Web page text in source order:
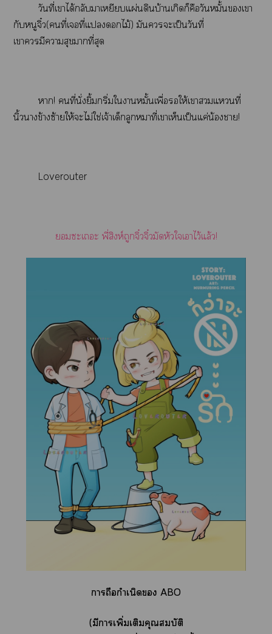
วันที่เาได้กลับาเหยียบแผ่นดินบ้านเกิดก็คือวันหมั้นเา
กับหนูจิ๋ว(คนที่เที่แไม้) มันะเป็นวันที่
เามีาสุขาที่สุด
า! คนที่นั่งยิ้มกริ่มใาหมั้นเพื่อให้เาแที่
นิ้วาข้างซ้ายให้ะไม่ใช่เจ้าเด็กลูกหมาที่เาเห็นเป็นแค่น้า!
Loverouter
ะเะ พี่สิงห์ถูกจิ๋วจิ๋วมัดหัวใเาไว้แล้ว!
าถือกำเนิด ABO
(มีาเพิ่มเติมคุณสมบัติ